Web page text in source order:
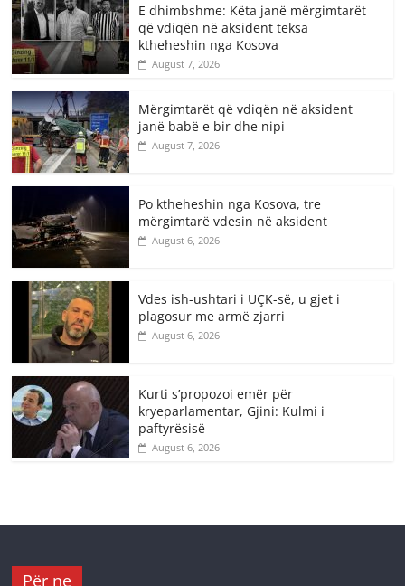
E dhimbshme: Këta janë mërgimtarët
që vdiqën në aksident teksa
ktheheshin nga Kosova
August 7, 2026
Mërgimtarët që vdiqën në aksident
janë babë e bir dhe nipi
August 7, 2026
Po ktheheshin nga Kosova, tre
mërgimtarë vdesin në aksident
August 6, 2026
Vdes ish-ushtari i UÇK-së, u gjet i
plagosur me armë zjarri
August 6, 2026
Kurti s’propozoi emër për
kryeparlamentar, Gjini: Kulmi i
paftyrësisë
August 6, 2026
Për ne